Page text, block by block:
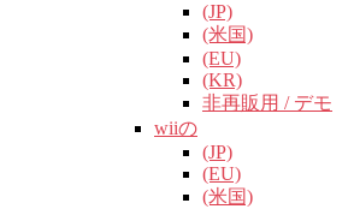
(JP)
(米国)
(EU)
(KR)
非再販用 / デモ
wiiの
(JP)
(EU)
(米国)